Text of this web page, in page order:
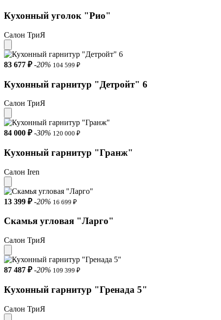
Кухонный уголок "Рио"
Салон ТриЯ
83 677 ₽ -20% 104 599 ₽
Кухонный гарнитур "Детройт" 6
Салон ТриЯ
84 000 ₽ -30% 120 000 ₽
Кухонный гарнитур "Гранж"
Салон Iren
13 399 ₽ -20% 16 699 ₽
Скамья угловая "Ларго"
Салон ТриЯ
87 487 ₽ -20% 109 399 ₽
Кухонный гарнитур "Гренада 5"
Салон ТриЯ